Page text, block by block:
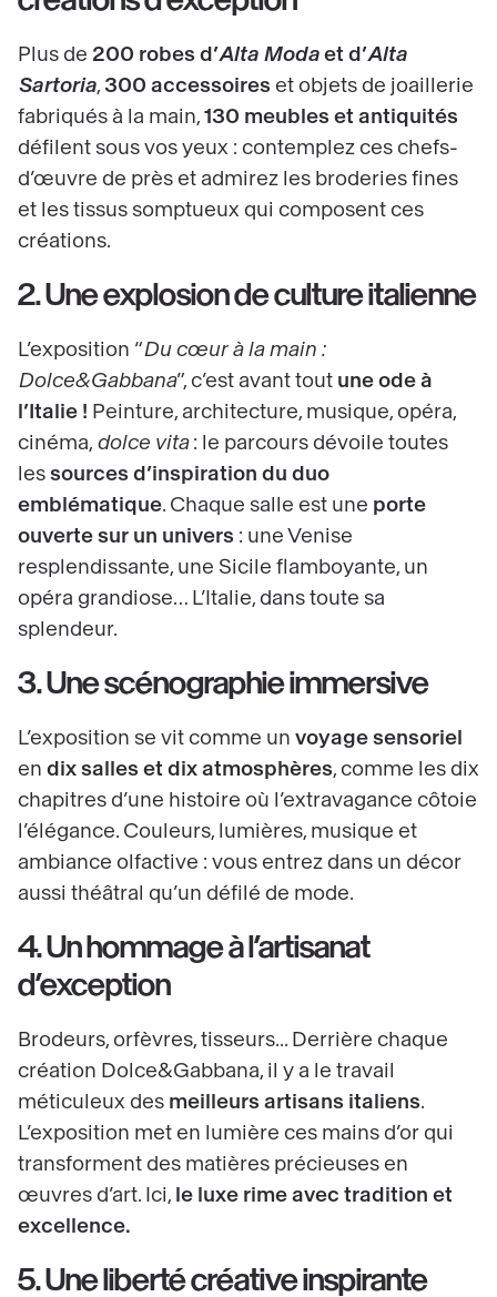
Plus de 200 robes d’Alta Moda et d’Alta
Sartoria, 300 accessoires et objets de joaillerie
fabriqués à la main, 130 meubles et antiquités
défilent sous vos yeux : contemplez ces chefs-
d’œuvre de près et admirez les broderies fines
et les tissus somptueux qui composent ces
créations.
2. Une explosion de culture italienne
L’exposition “Du cœur à la main :
Dolce&Gabbana”, c’est avant tout une ode à
l’Italie ! Peinture, architecture, musique, opéra,
cinéma, dolce vita: le parcours dévoile toutes
les sources d’inspiration du duo
emblématique. Chaque salle est une porte
ouverte sur un univers : une Venise
resplendissante, une Sicile flamboyante, un
opéra grandiose… L’Italie, dans toute sa
splendeur.
3. Une scénographie immersive
L’exposition se vit comme un voyage sensoriel
en dix salles et dix atmosphères, comme les dix
chapitres d’une histoire où l’extravagance côtoie
l’élégance. Couleurs, lumières, musique et
ambiance olfactive : vous entrez dans un décor
aussi théâtral qu’un défilé de mode.
4. Un hommage à l’artisanat
d’exception
Brodeurs, orfèvres, tisseurs... Derrière chaque
création Dolce&Gabbana, il y a le travail
méticuleux des meilleurs artisans italiens.
L’exposition met en lumière ces mains d’or qui
transforment des matières précieuses en
œuvres d’art. Ici, le luxe rime avec tradition et
excellence.
5. Une liberté créative inspirante